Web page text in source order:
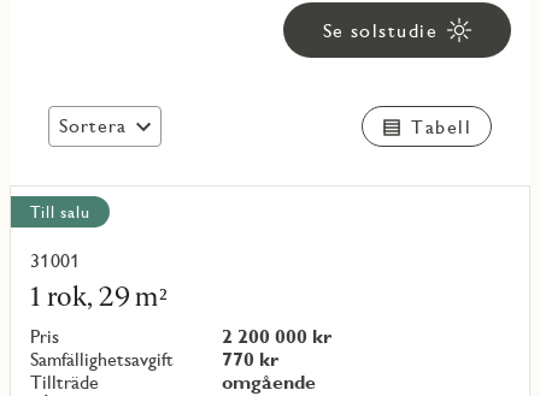
Se solstudie
Sortera Tabell
Visa
alla
objekt
Till salu
31001
1 rok, 29 m²
Pris
2 200 000 kr
Samfällighetsavgift
770 kr
Tillträde
omgående
Läs
mer
om
objekt
{objectNumber}